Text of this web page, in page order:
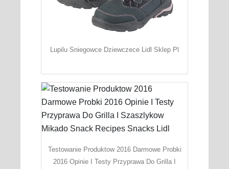
Lupilu Sniegowce Dziewczece Lidl Sklep Pl
Testowanie Produktow 2016 Darmowe Probki
2016 Opinie I Testy Przyprawa Do Grilla I